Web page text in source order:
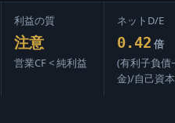
利益の質
注意
営業CF < 純利益
ネットD/E
0.42 倍
(有利子負債
金)/自己資本